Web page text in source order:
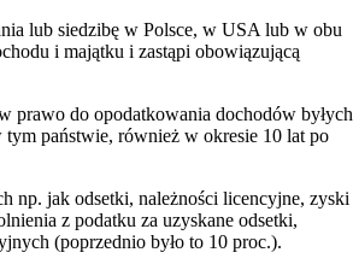
lub siedzibę w Polsce, w USA lub w obu
i majątku i zastąpi obowiązującą
prawo do opodatkowania dochodów byłych
państwie, również w okresie 10 lat po
np. jak odsetki, należności licencyjne, zyski
z podatku za uzyskane odsetki,
(poprzednio było to 10 proc.).